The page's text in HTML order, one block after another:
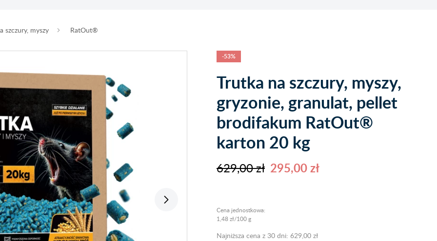
szczury, myszy RatOut®
-53%
Trutka na szczury, myszy,
gryzonie, granulat, pellet
brodifakum RatOut®
karton 20 kg
629,00 zł 295,00 zł
Cena jednostkowa:
1,48 zł/100 g
Najniższa cena z 30 dni: 629,00 zł